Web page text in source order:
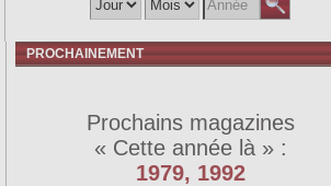
PROCHAINEMENT
Prochains magazines
« Cette année là » :
1979, 1992